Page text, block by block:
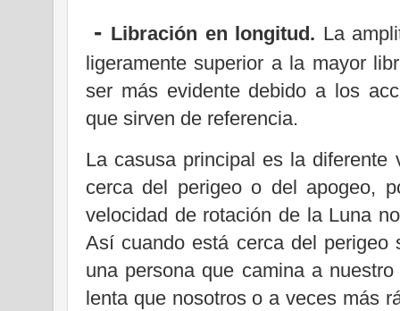
- Libración en longitud. La
ligeramente superior a la mayor
ser más evidente debido a los
que sirven de referencia.
La casusa principal es la
cerca del perigeo o del apogeo,
velocidad de rotación de la Luna
Así cuando está cerca del
una persona que camina a
lenta que nosotros o a veces más